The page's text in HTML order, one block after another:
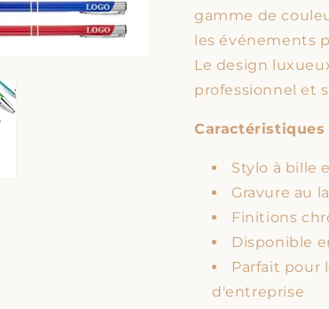
gamme de
les événements
Le design
professionnel et
Caractéristiques
Stylo à bille
Gravure au
Finitions
Disponible
Parfait pour
d'entreprise